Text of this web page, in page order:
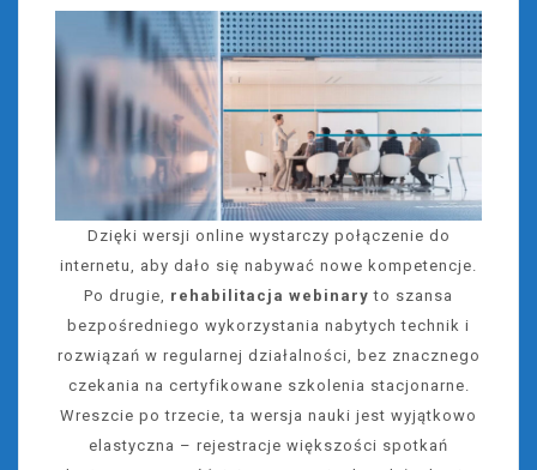
Dzięki wersji online wystarczy połączenie do
internetu, aby dało się nabywać nowe kompetencje.
Po drugie, rehabilitacja webinary to szansa
bezpośredniego wykorzystania nabytych technik i
rozwiązań w regularnej działalności, bez znacznego
czekania na certyfikowane szkolenia stacjonarne.
Wreszcie po trzecie, ta wersja nauki jest wyjątkowo
elastyczna – rejestracje większości spotkań